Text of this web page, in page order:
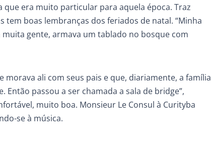
era muito particular para aquela época. Traz
tem boas lembranças dos feriados de natal. “Minha
gente, armava um tablado no bosque com
ali com seus pais e que, diariamente, a família
Então passou a ser chamada a sala de bridge”,
muito boa. Monsieur Le Consul à Curityba
se à música.